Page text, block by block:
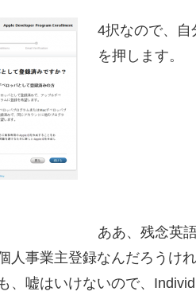
4択なので、自
を押します。
ああ、残念英
人事業主登録なんだろうけ
、嘘はいけないので、